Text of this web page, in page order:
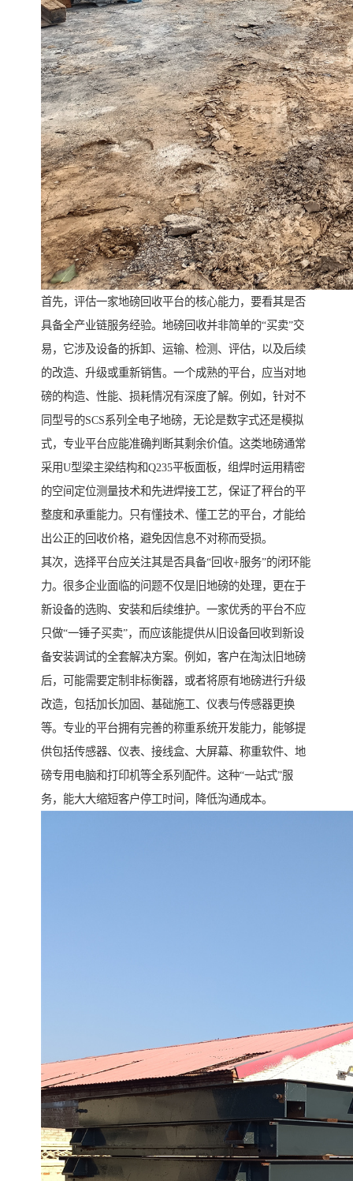
首先，评估一家地磅回收平台的核心能力，要看其是否
具备全产业链服务经验。地磅回收并非简单的“买卖”交
易，它涉及设备的拆卸、运输、检测、评估，以及后续
的改造、升级或重新销售。一个成熟的平台，应当对地
磅的构造、性能、损耗情况有深度了解。例如，针对不
同型号的SCS系列全电子地磅，无论是数字式还是模拟
式，专业平台应能准确判断其剩余价值。这类地磅通常
采用U型梁主梁结构和Q235平板面板，组焊时运用精密
的空间定位测量技术和先进焊接工艺，保证了秤台的平
整度和承重能力。只有懂技术、懂工艺的平台，才能给
出公正的回收价格，避免因信息不对称而受损。
其次，选择平台应关注其是否具备“回收+服务”的闭环能
力。很多企业面临的问题不仅是旧地磅的处理，更在于
新设备的选购、安装和后续维护。一家优秀的平台不应
只做“一锤子买卖”，而应该能提供从旧设备回收到新设
备安装调试的全套解决方案。例如，客户在淘汰旧地磅
后，可能需要定制非标衡器，或者将原有地磅进行升级
改造，包括加长加固、基础施工、仪表与传感器更换
等。专业的平台拥有完善的称重系统开发能力，能够提
供包括传感器、仪表、接线盒、大屏幕、称重软件、地
磅专用电脑和打印机等全系列配件。这种“一站式”服
务，能大大缩短客户停工时间，降低沟通成本。